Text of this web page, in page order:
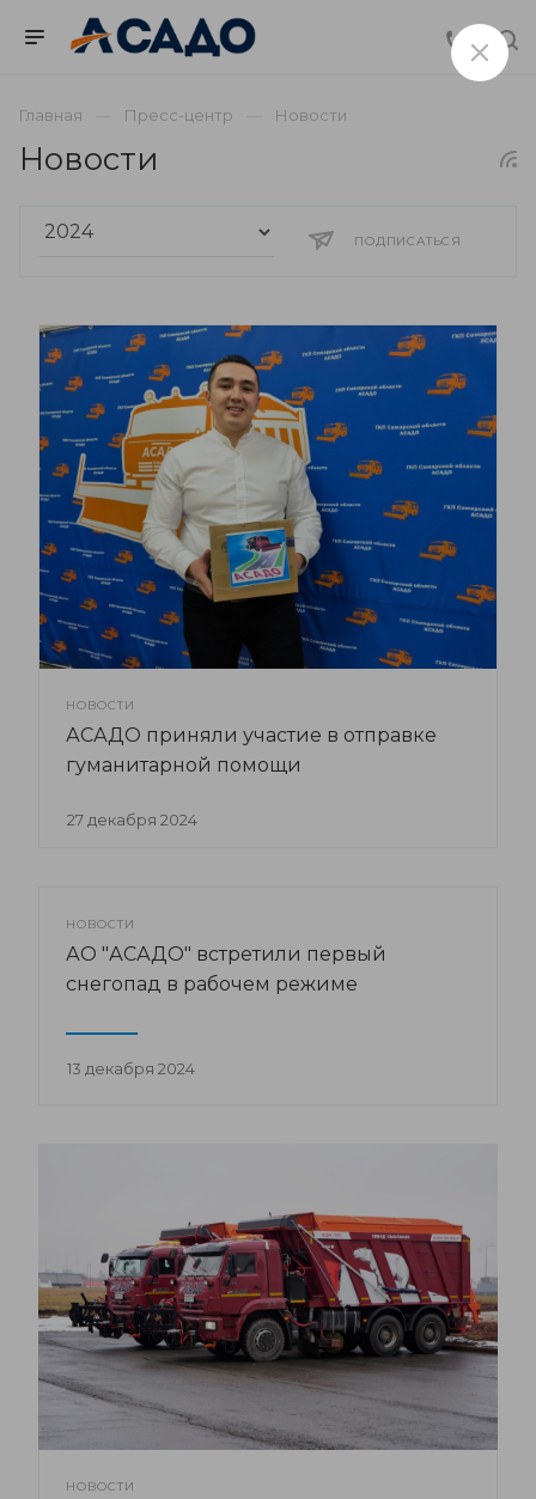
Главная Пресс-центр Новости
Новости
ПОДПИСАТЬСЯ
НОВОСТИ
АСАДО приняли участие в отправке
гуманитарной помощи
27 декабря 2024
НОВОСТИ
АО "АСАДО" встретили первый
снегопад в рабочем режиме
13 декабря 2024
НОВОСТИ